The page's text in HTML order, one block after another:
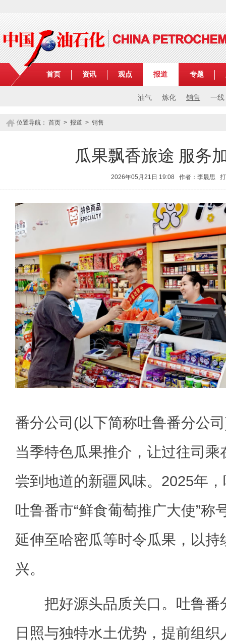
首页 资讯 观点 报道
油气 炼化 销售 一线
专题
位置导航： 首页 > 报道 > 销售
瓜果飘香旅途 服务
2026年05月21日 19:08 作者：李晨思
番分公司(以下简称吐鲁番分公
当季特色瓜果推介，让过往司
尝到地道的新疆风味。2025年
吐鲁番市“鲜食葡萄推广大使”称
延伸至哈密瓜等时令瓜果，以持
兴。
把好源头品质关口。吐鲁番
日照与独特水土优势，提前组